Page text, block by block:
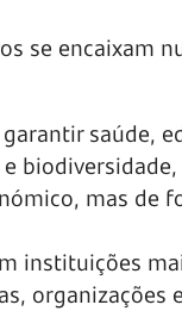
se encaixam
saúde,
mas de
instituições
organizações